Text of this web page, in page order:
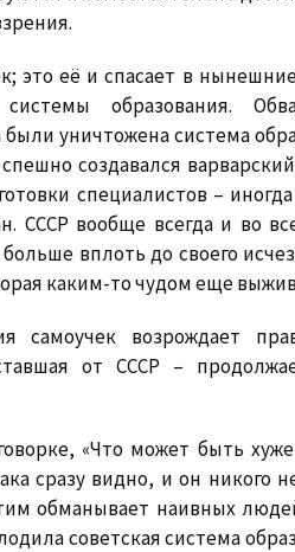
это её и спасает в
образования.
были уничтожена система
создавался
специалистов –
СССР вообще всегда и во
вплоть до своего
каким-то чудом еще
возрождает
от СССР –
«Что может быть
сразу видно, и он никого
обманывает наивных
советская система